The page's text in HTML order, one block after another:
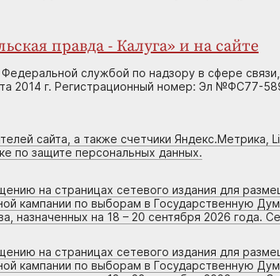
правда - Калуга» и на сайте
службой по надзору в сфере связи,
2014 г. Регистрационный номер: Эл №ФС77-
сайта, а также счетчики Яндекс.Метрика,
по защите персональных данных.
на страницах сетевого издания для
кампании по выборам в Государственную
назначенных на 18 – 20 сентября 2026 года.
на страницах сетевого издания для
кампании по выборам в Государственную